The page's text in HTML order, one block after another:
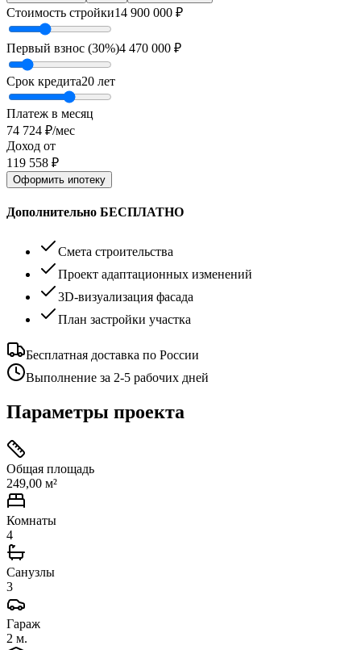
Стоимость стройки14 900 000 ₽
Первый взнос (30%)4 470 000 ₽
Срок кредита20 лет
Платеж в месяц
74 724 ₽/мес
Доход от
119 558 ₽
Оформить ипотеку
Дополнительно БЕСПЛАТНО
Смета строительства
Проект адаптационных изменений
3D-визуализация фасада
План застройки участка
Бесплатная доставка по России
Выполнение за 2-5 рабочих дней
Параметры проекта
Общая площадь
249,00 м²
Комнаты
4
Санузлы
3
Гараж
2 м.